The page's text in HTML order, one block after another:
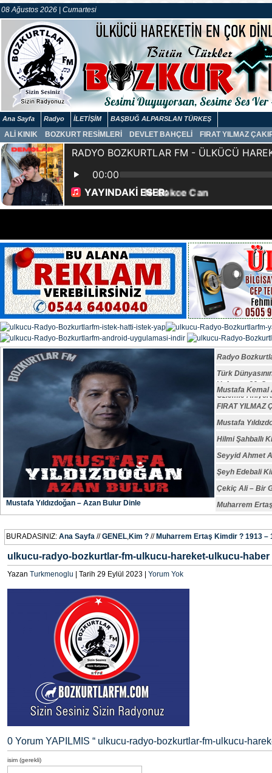
08 Ağustos 2026 | Cumartesi
Ana Sayfa Radyo İLETİŞİM BAŞBUĞ ALPARSLAN TÜRKEŞ
ALİ KINIK BOZKURT RESİMLERİ DEVLET BAHÇELİ FIRAT YILMAZ
Mustafa Yıldızdoğan – Azan Bulur Dinle
Radyo
Türk
Vefatının 29.
Özlemle
Mustafa Kemal
FIRAT YILMAZ
Mustafa
Hilmi Şahballı
Seyyid Ahmet
Şeyh Edebali
Çekiç Ali – Bir
Muharrem
BURADASINIZ: Ana Sayfa //GENEL,Kim ? // Muharrem Ertaş Kimdir ? 1913 –
ulkucu-radyo-bozkurtlar-fm-ulkucu-hareket-ulkucu-haber
Yazan Turkmenoglu | Tarih 29 Eylül 2023 | Yorum Yok
0 Yorum YAPILMIS “ ulkucu-radyo-bozkurtlar-fm-ulkucu-
isim (gerekli)